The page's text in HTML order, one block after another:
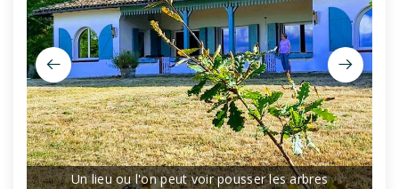
Un lieu ou l'on peut voir pousser les arbres